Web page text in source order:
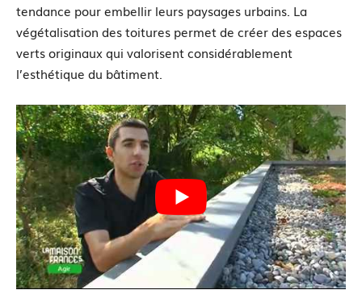
tendance pour embellir leurs paysages urbains. La
végétalisation des toitures permet de créer des espaces
verts originaux qui valorisent considérablement
l’esthétique du bâtiment.